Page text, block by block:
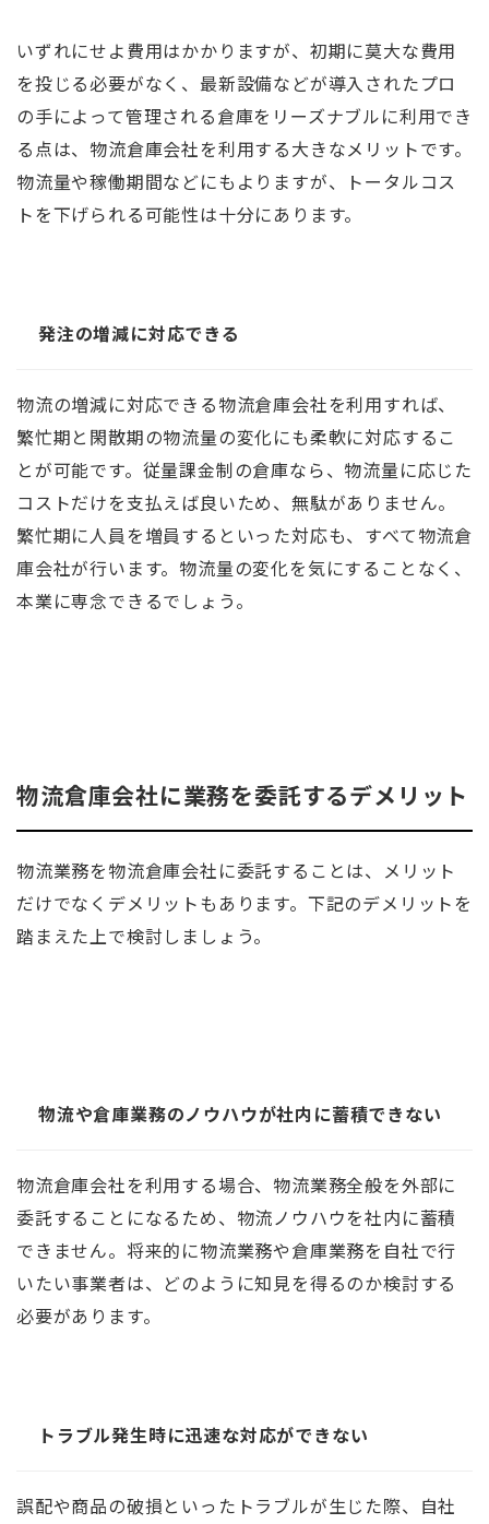
いずれにせよ費用はかかりますが、初期に莫大な費用
を投じる必要がなく、最新設備などが導入されたプロ
の手によって管理される倉庫をリーズナブルに利用でき
る点は、物流倉庫会社を利用する大きなメリットです。
物流量や稼働期間などにもよりますが、トータルコス
トを下げられる可能性は十分にあります。
発注の増減に対応できる
物流の増減に対応できる物流倉庫会社を利用すれば、
繁忙期と閑散期の物流量の変化にも柔軟に対応するこ
とが可能です。従量課金制の倉庫なら、物流量に応じた
コストだけを支払えば良いため、無駄がありません。
繁忙期に人員を増員するといった対応も、すべて物流倉
庫会社が行います。物流量の変化を気にすることなく、
本業に専念できるでしょう。
物流倉庫会社に業務を委託するデメリット
物流業務を物流倉庫会社に委託することは、メリット
だけでなくデメリットもあります。下記のデメリットを
踏まえた上で検討しましょう。
物流や倉庫業務のノウハウが社内に蓄積できない
物流倉庫会社を利用する場合、物流業務全般を外部に
委託することになるため、物流ノウハウを社内に蓄積
できません。将来的に物流業務や倉庫業務を自社で行
いたい事業者は、どのように知見を得るのか検討する
必要があります。
トラブル発生時に迅速な対応ができない
誤配や商品の破損といったトラブルが生じた際、自社